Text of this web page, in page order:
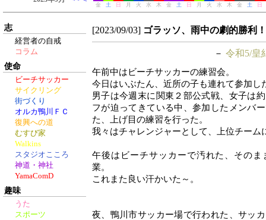
志
経営者の自戒
コラム
使命
ビーチサッカー
サイクリング
街づくり
オルカ鴨川ＦＣ
復興への道
むすび家
Walkins
スタジオこころ
神道・神社
YamaComD
趣味
うた
スポーツ
[2023/09/03] ゴラッソ、雨中の劇的勝利！
－ 令和5/皇
午前中はビーチサッカーの練習会。
今日はいぶたん、近所の子も連れて参加し
男子は今週末に関東２部公式戦、女子は
フが迫ってきている中、参加したメンバ
た、上げ目の練習を行った。
我々はチャレンジャーとして、上位チーム
午後はビーチサッカーで汚れた、そのま
業。
これまた良い汗かいた～。
夜、鴨川市サッカー場で行われた、サッ